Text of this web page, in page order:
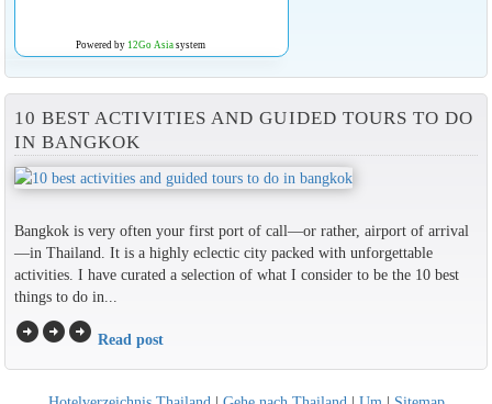
Powered by 12Go Asiasystem
10 BEST ACTIVITIES AND GUIDED TOURS TO DO
IN BANGKOK
Bangkok is very often your first port of call—or rather, airport of arrival
—in Thailand. It is a highly eclectic city packed with unforgettable
activities. I have curated a selection of what I consider to be the 10 best
things to do in...
arrow_circle_rightarrow_circle_rightarrow_circle_right Read post